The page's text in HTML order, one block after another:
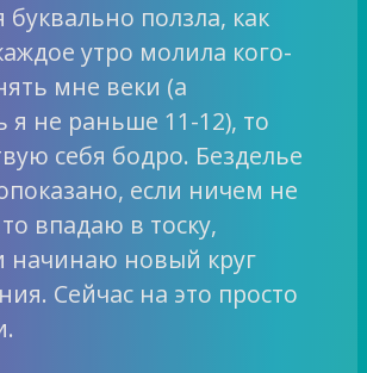
буквально ползла, как
утро молила кого-
мне веки (а
я не раньше 11-12), то
себя бодро. Безделье
если ничем не
впадаю в тоску,
начинаю новый круг
Сейчас на это просто